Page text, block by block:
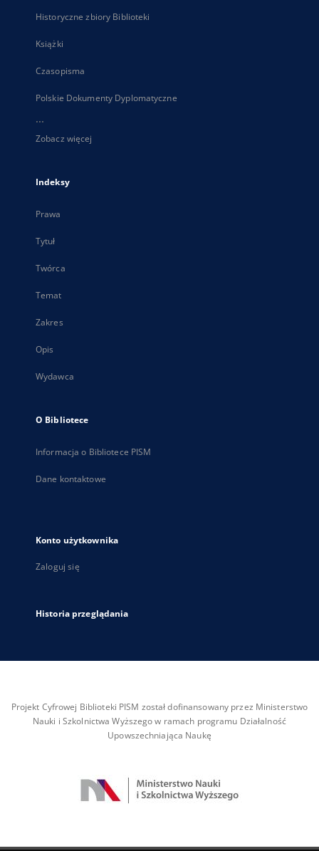
Historyczne zbiory Biblioteki
Książki
Czasopisma
Polskie Dokumenty Dyplomatyczne
...
Zobacz więcej
Indeksy
Prawa
Tytuł
Twórca
Temat
Zakres
Opis
Wydawca
O Bibliotece
Informacja o Bibliotece PISM
Dane kontaktowe
Konto użytkownika
Zaloguj się
Historia przeglądania
Projekt Cyfrowej Biblioteki PISM został dofinansowany przez Ministerstwo
Nauki i Szkolnictwa Wyższego w ramach programu Działalność
Upowszechniająca Naukę